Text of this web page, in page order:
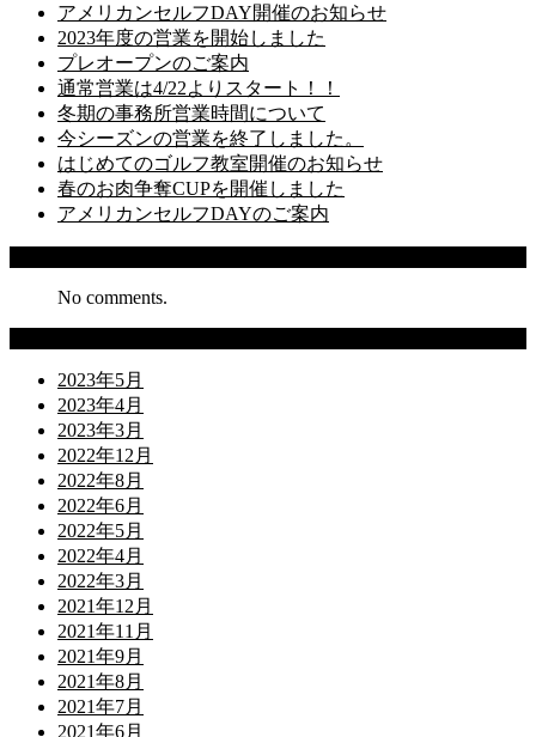
アメリカンセルフDAY開催のお知らせ
2023年度の営業を開始しました
プレオープンのご案内
通常営業は4/22よりスタート！！
冬期の事務所営業時間について
今シーズンの営業を終了しました。
はじめてのゴルフ教室開催のお知らせ
春のお肉争奪CUPを開催しました
アメリカンセルフDAYのご案内
No comments.
2023年5月
2023年4月
2023年3月
2022年12月
2022年8月
2022年6月
2022年5月
2022年4月
2022年3月
2021年12月
2021年11月
2021年9月
2021年8月
2021年7月
2021年6月